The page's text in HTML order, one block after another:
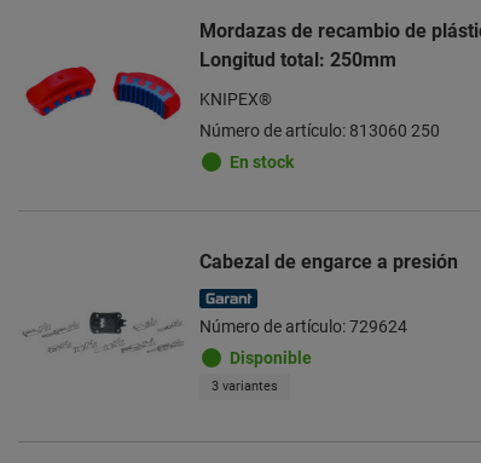
Mordazas de recambio de
Longitud total: 250mm
KNIPEX®
Número de artículo: 813060 250
En stock
Cabezal de engarce a presión
Número de artículo: 729624
Disponible
3 variantes